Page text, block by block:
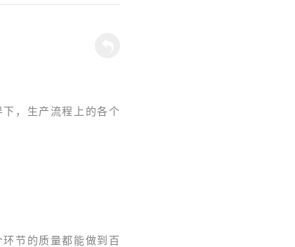
，生产流程上的各个
节的质量都能做到百